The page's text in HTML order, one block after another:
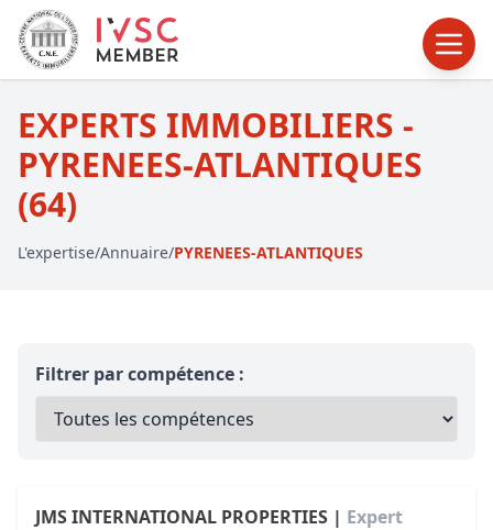
EXPERTS IMMOBILIERS -
PYRENEES-ATLANTIQUES
(64)
L'expertise/Annuaire/PYRENEES-ATLANTIQUES
Filtrer par compétence :
JMS INTERNATIONAL PROPERTIES | Expert